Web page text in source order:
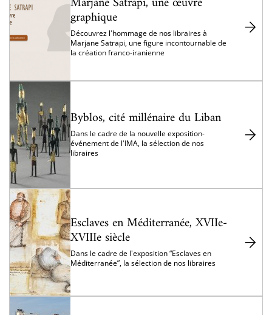
graphique
Découvrez l'hommage de nos libraires à
Marjane Satrapi, une figure incontournable de
la création franco-iranienne
Byblos, cité millénaire du Liban
Dans le cadre de la nouvelle exposition-
événement de l'IMA, la sélection de nos
libraires
Esclaves en Méditerranée, XVIIe-
XVIIIe siècle
Dans le cadre de l'exposition “Esclaves en
Méditerranée”, la sélection de nos libraires